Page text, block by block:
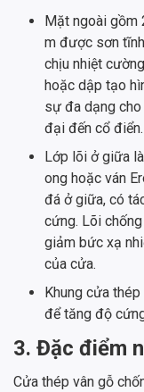
Mặt ngoài gồm
m được sơn
chịu nhiệt
hoặc dập tạo
sự đa dạng
đại đến cổ điển.
Lớp lõi ở giữa
ong hoặc ván
đá ở giữa, có
cứng. Lõi
giảm bức xạ
của cửa.
Khung cửa
để tăng độ
3. Đặc điểm
Cửa thép vân gỗ